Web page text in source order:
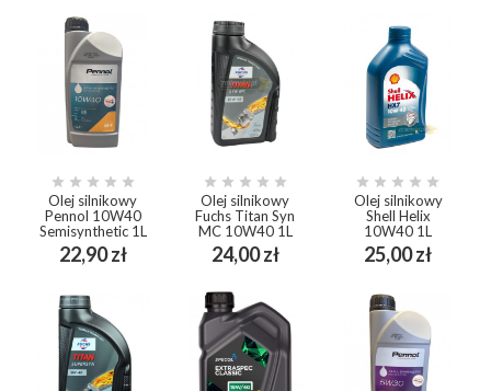
    
Olej silnikowy
Pennol 10W40
Semisynthetic 1L
22,90 złCena
    
Olej silnikowy
Fuchs Titan Syn
MC 10W40 1L
24,00 złCena
    
Olej silnikowy
Shell Helix
10W40 1L
25,00 złCena